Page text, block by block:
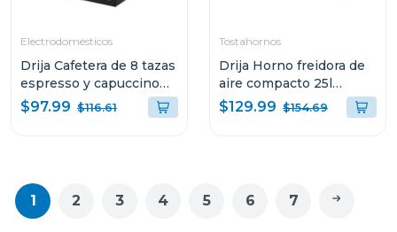
Electrodomésticos
Drija Cafetera de 8 tazas
espresso y capuccino
sistema digital con
sistema espumador
$97.99 $116.61
Tostahornos
Drija Horno freidora de
aire compacto 25l
bruschetta
$129.99 $154.69
1 2 3 4 5 6 7